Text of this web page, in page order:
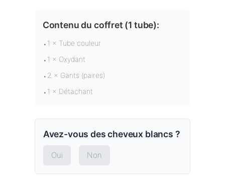
Contenu du coffret (1 tube):
• 1 × Tube couleur
• 1 × Oxydant
• 2 × Gants (paires)
• 1 × Détachant
Avez-vous des cheveux blancs ?
Oui Non